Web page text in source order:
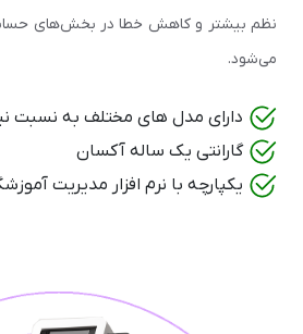
نظم بیشتر و کاهش خطا در بخش‌های
می‌شود.
دارای مدل های مختلف به نسبت
گارانتی یک ساله آکسان
یکپارچه با نرم افزار مدیریت